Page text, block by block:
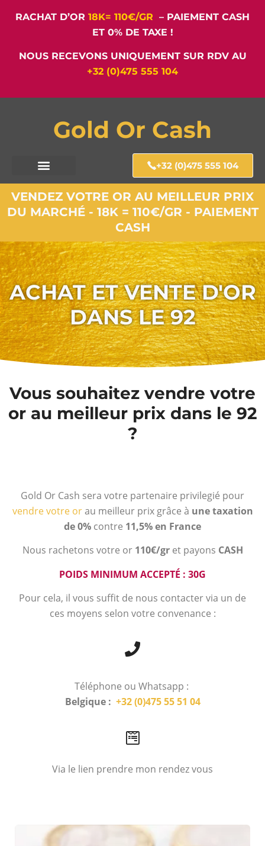
RACHAT D’OR 18K= 110€/GR – PAIEMENT CASH
ET 0% DE TAXE !
NOUS RECEVONS UNIQUEMENT SUR RDV AU
+32 (0)475 555 104
Gold Or Cash
+32 (0)475 555 104
VENDEZ VOTRE OR AU MEILLEUR PRIX
DU MARCHÉ - 18K = 110€/GR - PAIEMENT
CASH
ACHAT ET VENTE D'OR
DANS LE 92
Vous souhaitez vendre votre
or au meilleur prix dans le 92
?
Gold Or Cash sera votre partenaire privilegié pour
vendre votre orau meilleur prix grâce à une taxation
de 0% contre 11,5% en France
Nous rachetons votre or 110€/gr et payons CASH
POIDS MINIMUM ACCEPTÉ : 30G
Pour cela, il vous suffit de nous contacter via un de
ces moyens selon votre convenance :
Téléphone ou Whatsapp :
Belgique : +32 (0)475 55 51 04
Via le lien prendre mon rendez vous